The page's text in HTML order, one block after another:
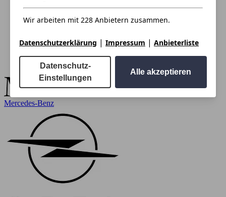
Mercedes-Benz
Wir arbeiten mit 228 Anbietern zusammen.
Datenschutzerklärung | Impressum | Anbieterliste
Datenschutz-
Einstellungen
Alle akzeptieren